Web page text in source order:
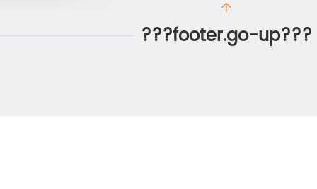
???footer.go-up???